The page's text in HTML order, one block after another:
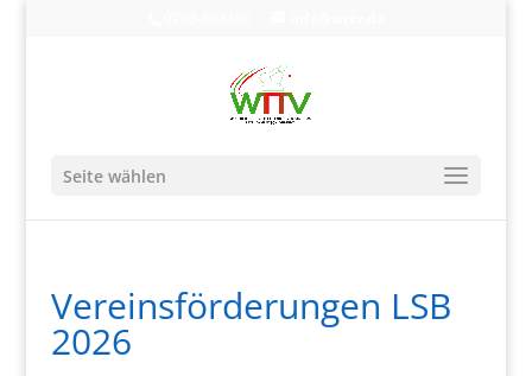
Seite wählen
Vereinsförderungen LSB
2026